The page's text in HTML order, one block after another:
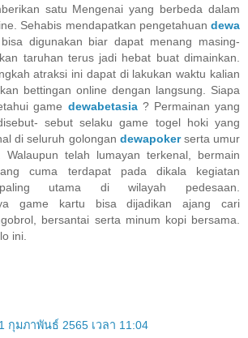
satu Mengenai yang berbeda dalam
Sehabis mendapatkan pengetahuan dewa
digunakan biar dapat menang masing-
taruhan terus jadi hebat buat dimainkan.
atraksi ini dapat di lakukan waktu kalian
bettingan online dengan langsung. Siapa
game dewabetasia? Permainan yang
sebut selaku game togel hoki yang
di seluruh golongan dewapokerserta umur
Walaupun telah lumayan terkenal, bermain
cuma terdapat pada dikala kegiatan
utama di wilayah pedesaan.
game kartu bisa dijadikan ajang cari
bersantai serta minum kopi bersama.
ini.
กุมภาพันธ์ 2565 เวลา 11:04